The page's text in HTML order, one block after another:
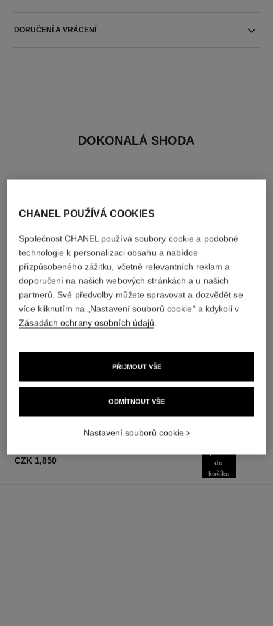
DORUČENÍ A VRÁCENÍ
DOKONALÁ SHODA
Voda s Rozprašovačem
Ref. 102420
od
Ref. 133325
od
CZK 1,850
do
košíku
CHANEL POUŽÍVÁ COOKIES
Společnost CHANEL používá soubory cookie a podobné
technologie k personalizaci obsahu a nabídce
přizpůsobeného zážitku, včetně relevantních reklam a
doporučení na našich webových stránkách a u našich
partnerů. Své předvolby můžete spravovat a dozvědět se
více kliknutím na „Nastavení souborů cookie“ a kdykoli v
Zásadách ochrany osobních údajů.
ODMÍTNOUT VŠE
PŘIJMOUT VŠE
Nastavení souborů cookie